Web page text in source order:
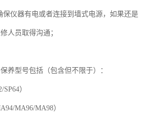
保仪器有电或者连接到墙式电源，如果还是
人员取得沟通；
养型号包括（包含但不限于）：
SP64）
MA96/MA98）